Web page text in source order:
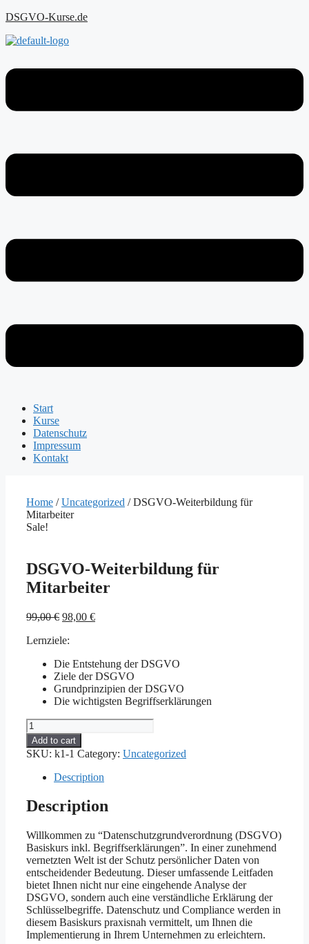
Zum
springen
DSGVO-Kurse.de
Start
Kurse
Datenschutz
Impressum
Kontakt
Home /Uncategorized / DSGVO-Weiterbildung für
Mitarbeiter
Sale!
DSGVO-Weiterbildung für
Mitarbeiter
99,00€ Original
was:
98,00 €Current
Lernziele:
Die Entstehung der DSGVO
Ziele der DSGVO
Grundprinzipien der DSGVO
Die wichtigsten Begriffserklärungen
DSGVO-
Weiterbildung
für
Mitarbeiter
quantity
Add to cart
SKU: k1-1 Category: Uncategorized
Description
Description
Willkommen zu “Datenschutzgrundverordnung (DSGVO)
Basiskurs inkl. Begriffserklärungen”. In einer zunehmend
vernetzten Welt ist der Schutz persönlicher Daten von
entscheidender Bedeutung. Dieser umfassende Leitfaden
bietet Ihnen nicht nur eine eingehende Analyse der
DSGVO, sondern auch eine verständliche Erklärung der
Schlüsselbegriffe. Datenschutz und Compliance werden in
diesem Basiskurs praxisnah vermittelt, um Ihnen die
Implementierung in Ihrem Unternehmen zu erleichtern.